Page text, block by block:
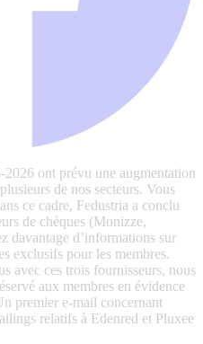
ont prévu une augmentation
de nos secteurs. Vous
ce cadre, Fedustria a conclu
de chèques (Monizze,
davantage d’informations sur
exclusifs pour les membres.
avec ces trois fournisseurs, nous
aux membres en évidence
premier e-mail concernant
relatifs à Edenred et Pluxee